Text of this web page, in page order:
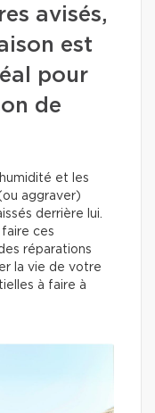
avisés,
est
pour
de
et les
aggraver)
derrière lui.
ces
réparations
la vie de votre
à faire à